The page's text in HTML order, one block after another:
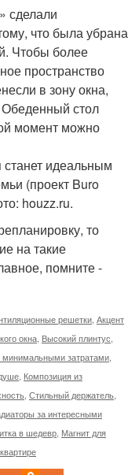
сделали
что была убрана
Чтобы более
пространство
в зону окна,
Обеденный стол
момент можно
идеальным
(проект Buro
houzz.ru.
то
на такие
помните -
решетки Акцент
окна Высокий плинтус
минимальными затратами
Композиция из
Стильный держатель
за интересными
в шедевр Магнит для